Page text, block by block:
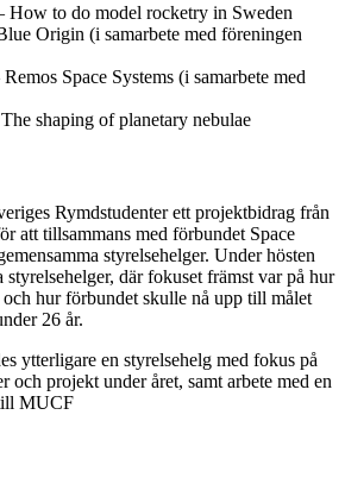
How to do model rocketry in Sweden
Origin (i samarbete med föreningen
Space Systems (i samarbete med
shaping of planetary nebulae
Rymdstudenter ett projektbidrag från
att tillsammans med förbundet Space
styrelsehelger. Under hösten
styrelsehelger, där fokuset främst var på hur
hur förbundet skulle nå upp till målet
26 år.
ytterligare en styrelsehelg med fokus på
och projekt under året, samt arbete med en
MUCF